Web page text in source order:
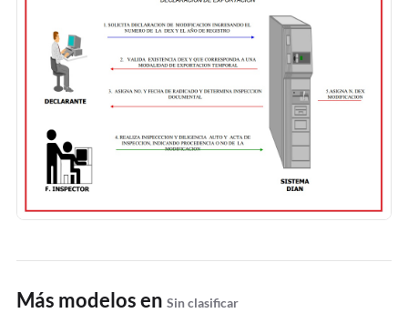
Más modelos en Sin clasificar